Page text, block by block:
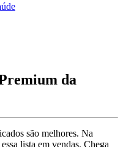
da
são melhores. Na
lista em vendas. Chega